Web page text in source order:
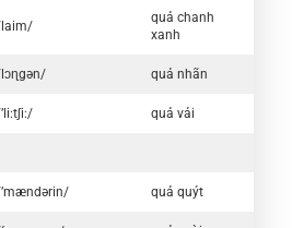
quả chanh
xanh
quả nhãn
quả vải
quả quýt